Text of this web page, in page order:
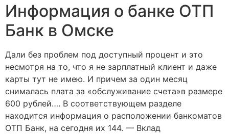
Информация о банке ОТП
Банк в Омске
Дали без проблем под доступный процент и это
несмотря на то, что я не зарплатный клиент и даже
карты тут не имею. И причем за один месяц
снималась плата за «обслуживание счета»в размере
600 рублей…. В соответствующем разделе
находится информация о расположении банкоматов
ОТП Банк, на сегодня их 144. — Вклад